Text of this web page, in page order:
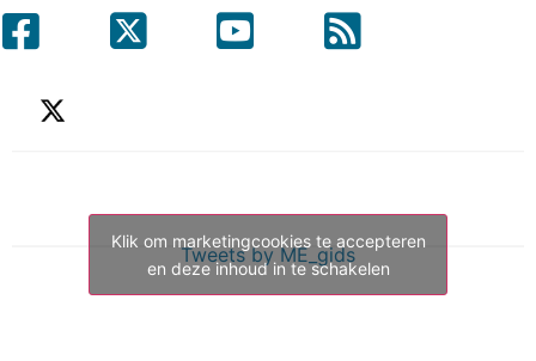
Tweets by ME_gids
Klik om marketingcookies te accepteren
en deze inhoud in te schakelen